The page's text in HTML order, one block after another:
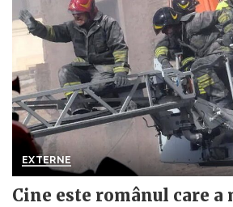
EXTERNE
Cine este românul care a